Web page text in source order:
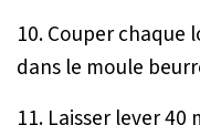
10. Couper chaque
dans le moule
11. Laisser lever